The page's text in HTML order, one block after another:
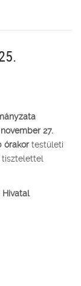
27.
órakortestületi
tisztelettel
Hivatal